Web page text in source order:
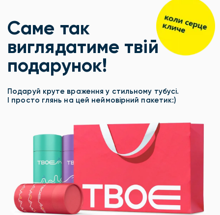
Саме так
виглядатиме твій
подарунок!
Подаруй круте враження у стильному тубусі.
І просто глянь на цей неймовірний пакетик:)